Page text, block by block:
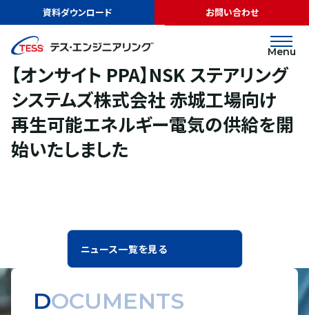
資料ダウンロード お問い合わせ
Menu
ニュース
【オンサイト PPA】NSK ステアリングシステムズ株式会社
赤城工場向け 再生可能エネルギー電気の供給を開始いたしました
リリース
2023.04.04
【オンサイト PPA】NSK ステアリング
システムズ株式会社 赤城工場向け
再生可能エネルギー電気の供給を開
始いたしました
ニュース一覧を見る
DOCUMENTS